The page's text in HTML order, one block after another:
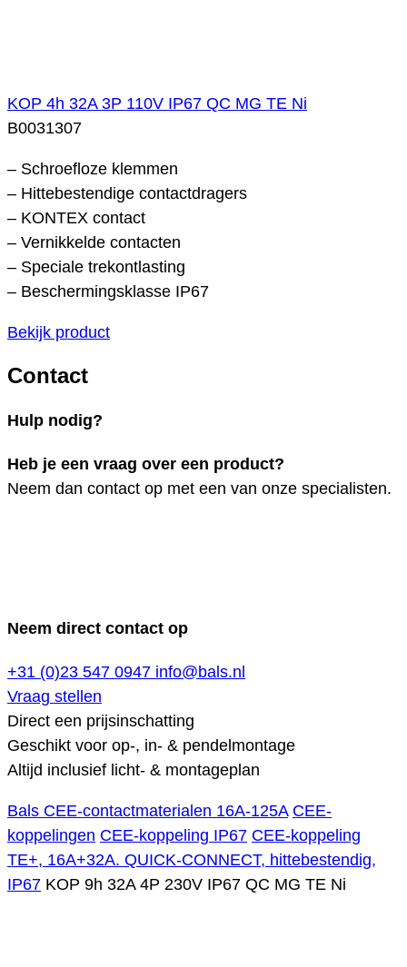
KOP 4h 32A 3P 110V IP67 QC MG TE Ni
B0031307
– Schroefloze klemmen
– Hittebestendige contactdragers
– KONTEX contact
– Vernikkelde contacten
– Speciale trekontlasting
– Beschermingsklasse IP67
Bekijk product
Contact
Hulp nodig?
Heb je een vraag over een product?
Neem dan contact op met een van onze specialisten.
Neem direct contact op
+31 (0)23 547 0947 info@bals.nl
Vraag stellen
Direct een prijsinschatting
Geschikt voor op-, in- & pendelmontage
Altijd inclusief licht- & montageplan
Bals CEE-contactmaterialen 16A-125A CEE-
koppelingen CEE-koppeling IP67 CEE-koppeling
TE+, 16A+32A. QUICK-CONNECT, hittebestendig,
IP67 KOP 9h 32A 4P 230V IP67 QC MG TE Ni